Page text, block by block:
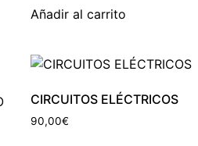
Añadir al carrito
CIRCUITOS ELÉCTRICOS
90,00€